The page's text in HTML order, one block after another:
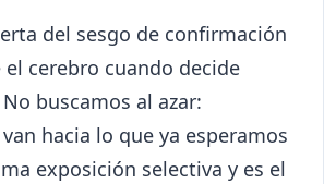
del sesgo de confirmación
el cerebro cuando decide
No buscamos al azar:
hacia lo que ya esperamos
exposición selectiva y es el